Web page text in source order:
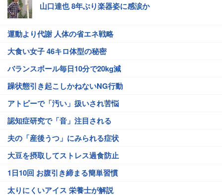
山口達也 8年ぶり楽器姿に感涙か
運動より代謝 人体の省エネ戦略
大食い女子 46キロ体型の秘密
バランスボール毎日10分で20kg減
躁状態引き起こしかねないNG行動
アトピーで「汚い」扱いされ苦悩
認知症研究で「音」注目される
夫の「産後うつ」にみられる症状
大豆を摂取してストレス過食防止
1日10回 お腹引き締まる簡単習慣
太りにくいアイス 栄養士が解説